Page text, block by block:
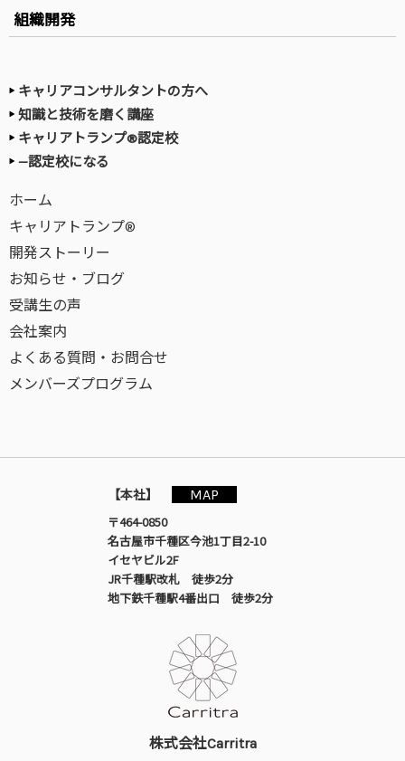
組織開発
キャリアコンサルタントの方へ
知識と技術を磨く講座
キャリアトランプ®認定校
—認定校になる
ホーム
キャリアトランプ®
開発ストーリー
お知らせ・ブログ
受講生の声
会社案内
よくある質問・お問合せ
メンバーズプログラム
【本社】
MAP
〒464-0850
名古屋市千種区今池1丁目2-10
イセヤビル2F
JR千種駅改札 徒歩2分
地下鉄千種駅4番出口 徒歩2分
株式会社Carritra